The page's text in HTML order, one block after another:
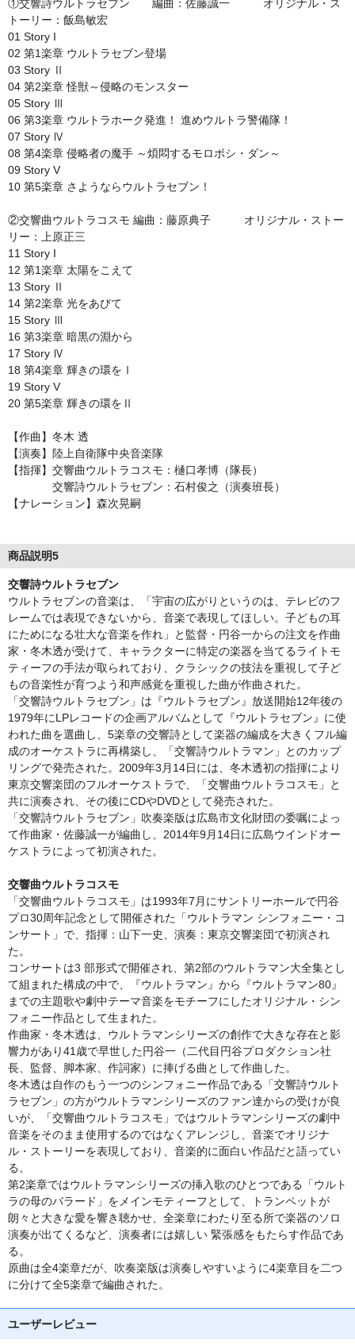
①交響詩ウルトラセブン 編曲：佐藤誠一 オリジナル・ス
トーリー：飯島敏宏
01 Story I
02 第1楽章 ウルトラセブン登場
03 Story Ⅱ
04 第2楽章 怪獣～侵略のモンスター
05 Story Ⅲ
06 第3楽章 ウルトラホーク発進！ 進めウルトラ警備隊！
07 Story Ⅳ
08 第4楽章 侵略者の魔手 ～煩悶するモロボシ・ダン～
09 Story V
10 第5楽章 さようならウルトラセブン！
②交響曲ウルトラコスモ 編曲：藤原典子 オリジナル・ストー
リー：上原正三
11 Story I
12 第1楽章 太陽をこえて
13 Story Ⅱ
14 第2楽章 光をあびて
15 Story Ⅲ
16 第3楽章 暗黒の淵から
17 Story Ⅳ
18 第4楽章 輝きの環をⅠ
19 Story V
20 第5楽章 輝きの環をⅡ
【作曲】冬木 透
【演奏】陸上自衛隊中央音楽隊
【指揮】交響曲ウルトラコスモ：樋口孝博（隊長）
交響詩ウルトラセブン：石村俊之（演奏班長）
【ナレーション】森次晃嗣
商品説明5
交響詩ウルトラセブン
ウルトラセブンの音楽は、「宇宙の広がりというのは、テレビのフ
レームでは表現できないから、音楽で表現してほしい。子どもの耳
にためになる壮大な音楽を作れ」と監督・円谷一からの注文を作曲
家・冬木透が受けて、キャラクターに特定の楽器を当てるライトモ
ティーフの手法が取られており、クラシックの技法を重視して子ど
もの音楽性が育つよう和声感覚を重視した曲が作曲された。
「交響詩ウルトラセブン」は『ウルトラセブン』放送開始12年後の
1979年にLPレコードの企画アルバムとして『ウルトラセブン』に使
われた曲を選曲し、5楽章の交響詩として楽器の編成を大きくフル編
成のオーケストラに再構築し、「交響詩ウルトラマン」とのカップ
リングで発売された。2009年3月14日には、冬木透初の指揮により
東京交響楽団のフルオーケストラで、「交響曲ウルトラコスモ」と
共に演奏され、その後にCDやDVDとして発売された。
「交響詩ウルトラセブン」吹奏楽版は広島市文化財団の委嘱によっ
て作曲家・佐藤誠一が編曲し、2014年9月14日に広島ウインドオー
ケストラによって初演された。
交響曲ウルトラコスモ
「交響曲ウルトラコスモ」は1993年7月にサントリーホールで円谷
プロ30周年記念として開催された「ウルトラマン シンフォニー・コ
ンサート」で、指揮：山下一史、演奏：東京交響楽団で初演され
た。
コンサートは3 部形式で開催され、第2部のウルトラマン大全集とし
て組まれた構成の中で、『ウルトラマン』から『ウルトラマン80』
までの主題歌や劇中テーマ音楽をモチーフにしたオリジナル・シン
フォニー作品として生まれた。
作曲家・冬木透は、ウルトラマンシリーズの創作で大きな存在と影
響力があり41歳で早世した円谷一（二代目円谷プロダクション社
長、監督、脚本家、作詞家）に捧げる曲として作曲した。
冬木透は自作のもう一つのシンフォニー作品である「交響詩ウルト
ラセブン」の方がウルトラマンシリーズのファン達からの受けが良
いが、「交響曲ウルトラコスモ」ではウルトラマンシリーズの劇中
音楽をそのまま使用するのではなくアレンジし、音楽でオリジナ
ル・ストーリーを表現しており、音楽的に面白い作品だと語ってい
る。
第2楽章ではウルトラマンシリーズの挿入歌のひとつである「ウルト
ラの母のバラード」をメインモティーフとして、トランペットが
朗々と大きな愛を響き聴かせ、全楽章にわたり至る所で楽器のソロ
演奏が出てくるなど、演奏者には嬉しい 緊張感をもたらす作品であ
る。
原曲は全4楽章だが、吹奏楽版は演奏しやすいように4楽章目を二つ
に分けて全5楽章で編曲された。
ユーザーレビュー